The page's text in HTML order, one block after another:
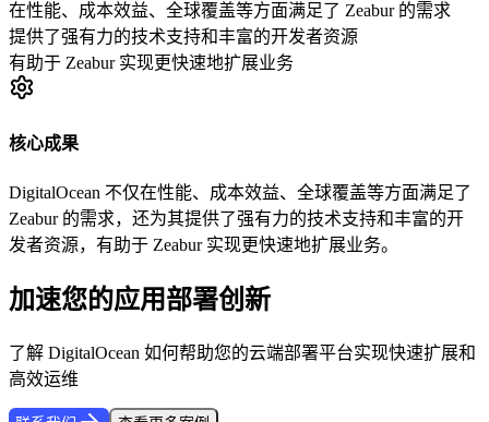
在性能、成本效益、全球覆盖等方面满足了 Zeabur 的需求
提供了强有力的技术支持和丰富的开发者资源
有助于 Zeabur 实现更快速地扩展业务
核心成果
DigitalOcean 不仅在性能、成本效益、全球覆盖等方面满足了
Zeabur 的需求，还为其提供了强有力的技术支持和丰富的开
发者资源，有助于 Zeabur 实现更快速地扩展业务。
加速您的应用部署创新
了解 DigitalOcean 如何帮助您的云端部署平台实现快速扩展和
高效运维